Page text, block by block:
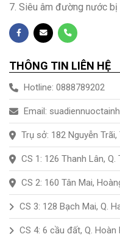
7. Siêu âm đường nước bị
THÔNG TIN LIÊN HỆ
Hotline: 0888789202
Email:
Trụ sở: 182 Nguyễn
CS 1: 126 Thanh Lân, Q.
CS 2: 160 Tân Mai,
CS 3: 128 Bạch Mai, Q.
CS 4: 6 cầu đất, Q. Hoàn